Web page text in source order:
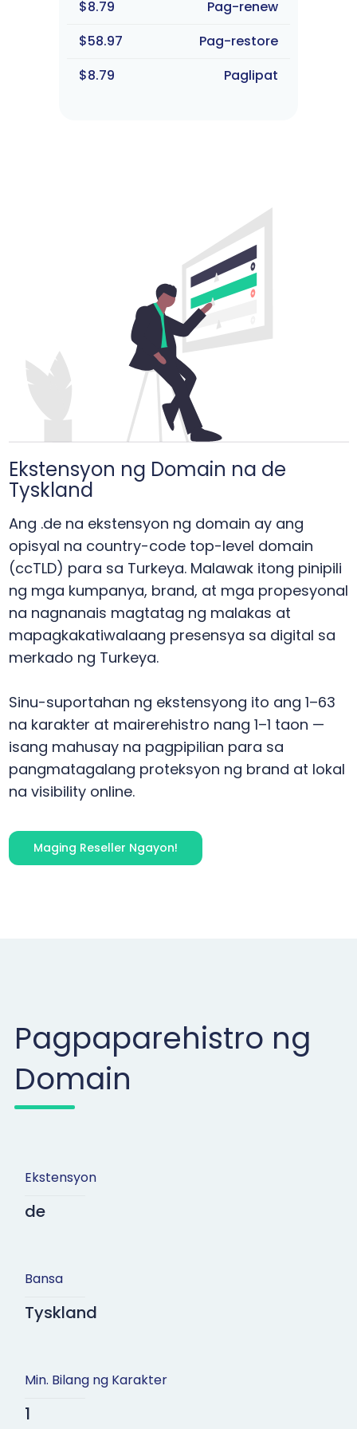
$8.79
Pag-renew
$58.97
Pag-restore
$8.79
Paglipat
Ekstensyon ng Domain na de
Tyskland
Ang .de na ekstensyon ng domain ay ang
opisyal na country-code top-level domain
(ccTLD) para sa Turkeya. Malawak itong pinipili
ng mga kumpanya, brand, at mga propesyonal
na nagnanais magtatag ng malakas at
mapagkakatiwalaang presensya sa digital sa
merkado ng Turkeya.
Sinu-suportahan ng ekstensyong ito ang 1–63
na karakter at mairerehistro nang 1–1 taon —
isang mahusay na pagpipilian para sa
pangmatagalang proteksyon ng brand at lokal
na visibility online.
Maging Reseller Ngayon!
Pagpaparehistro ng
Domain
Ekstensyon
de
Bansa
Tyskland
Min. Bilang ng Karakter
1